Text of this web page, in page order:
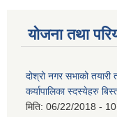
योजना तथा
दोश्रो नगर सभाको तयारी
कर्यापालिका स्दस्येहरु
मिति: 06/22/2018 -